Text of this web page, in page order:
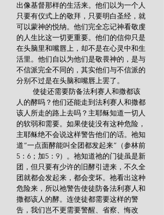
出像基督那样的生活来。他们以为一个人
只要有仪式上的敬拜，只要明白圣经，就
可以蒙神的悦纳。他们完全忘记神看敬虔
的人生比这一切更重要。他们的信仰只是
在头脑里和嘴唇上，却不是在心灵中和生
活里。他们自以为他们是敬畏神的，是与
不信派完全不同的，其实他们与不信派的
分别不过是在头脑和嘴唇上罢了。
人的酵吗？他们还能走到法利赛人和撒都
该人所走的路上去吗？主耶稣知道一切人
的软弱和需要。如果使徒没有这种危险，
主耶稣绝不会说这样警告他们的话。祂知
道“一点面酵能叫全团都发起来”（参林前
5：6；加5：9）。祂知道祂的门徒虽是新
团，但只要有少许的旧酵引进来，不久全
团就都会发起来，都会变坏。祂看出这种
危险来，所以祂警告使徒防备法利赛人和
撒都该人的酵。连使徒都需要这样的警
告，我们岂不更需要警醒、省察、悔改